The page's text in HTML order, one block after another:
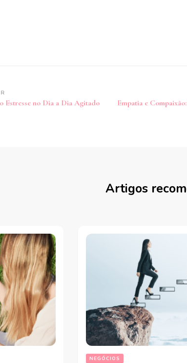
Estresse no Dia a Dia Agitado
Empatia e
Artigos
NEGÓCIOS